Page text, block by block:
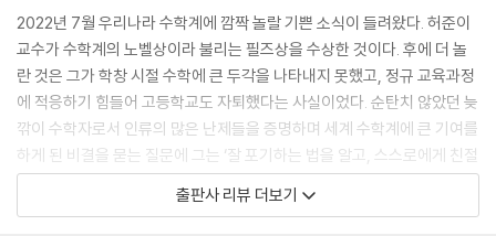
와 연관 지을 가능성이 줄어들겠지요. 중, 고등학교의 첫해를 떠올려 보세
요. 많은 학생이 고개를 숙인 채 절박한 심정으로 끼어들 곳을 찾아 소속감
을 느끼려 애쓰는 반면, 어떤 아이들은 자신이 ‘우두머리’나 ‘강자’라고 주
장하기 위해 에너지를 쏟기도 합니다. 이렇게 다른 까닭은 각자 다른 대처
전략을 사용하기 때문이며, 이런 전략이 자신과 주변에 득이 되기도 하지
만 잃는 것도 있다는 사실을 이해하면 도움이 될 거예요.
--- p.59
가치관을 중심 삼아 인생을 살아간다면 내 삶의 질은 크게 향상될 거예요.
2022년 7월 우리나라 수학계에 깜짝 놀랄 기쁜 소식이 들려왔다. 허준이
교수가 수학계의 노벨상이라 불리는 필즈상을 수상한 것이다. 후에 더 놀
란 것은 그가 학창 시절 수학에 큰 두각을 나타내지 못했고, 정규 교육과정
에 적응하기 힘들어 고등학교도 자퇴했다는 사실이었다. 순탄치 않았던 늦
깎이 수학자로서 인류의 많은 난제들을 증명하며 세계 수학계에 큰 기여를
하게 된 비결을 묻는 질문에 그는 ‘잘 포기하는 법을 알고, 스스로에게 친절
해지는 것’이라고 답했다. 포기하거나 실패하더라도, 자신에게 친절하게
격려하고 새롭게 도전할 수 있도록 힘을 주는 것이 계속해서 연구를 해나
출판사 리뷰 더보기